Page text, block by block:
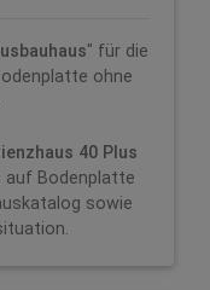
" für die
ohne
40 Plus
auf Bodenplatte
sowie